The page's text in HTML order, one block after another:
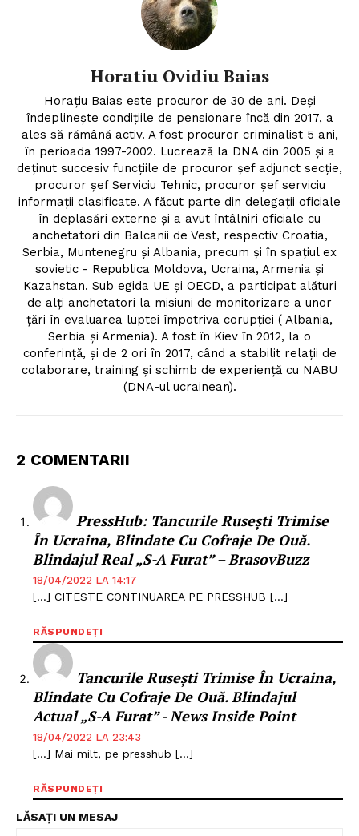
Un proiect
FREEDOM HOUSE ROMÂNIA
Horatiu Ovidiu Baias
Horațiu Baias este procuror de 30 de ani. Deși
îndeplinește condițiile de pensionare încă din 2017, a
ales să rămână activ. A fost procuror criminalist 5 ani,
în perioada 1997-2002. Lucrează la DNA din 2005 și a
deținut succesiv funcțiile de procuror șef adjunct secție,
procuror șef Serviciu Tehnic, procuror șef serviciu
informații clasificate. A făcut parte din delegații oficiale
în deplasări externe și a avut întâlniri oficiale cu
anchetatori din Balcanii de Vest, respectiv Croatia,
Serbia, Muntenegru și Albania, precum și în spațiul ex
sovietic - Republica Moldova, Ucraina, Armenia și
Kazahstan. Sub egida UE și OECD, a participat alături
de alți anchetatori la misiuni de monitorizare a unor
țări în evaluarea luptei împotriva corupției ( Albania,
Serbia și Armenia). A fost în Kiev în 2012, la o
conferință, și de 2 ori în 2017, când a stabilit relații de
colaborare, training și schimb de experiență cu NABU
(DNA-ul ucrainean).
2 COMENTARII
PressHub: ​Tancurile Rusești Trimise
În Ucraina, Blindate Cu Cofraje De Ouă.
Blindajul Real „s-A Furat” – BrasovBuzz
18/04/2022 LA 14:17
[…] CITESTE CONTINUAREA PE PRESSHUB […]
RĂSPUNDEȚI
Tancurile Rusești Trimise În Ucraina,
Blindate Cu Cofraje De Ouă. Blindajul
Actual „s-A Furat” - News Inside Point
18/04/2022 LA 23:43
[…] Mai milt, pe presshub […]
RĂSPUNDEȚI
LĂSAȚI UN MESAJ